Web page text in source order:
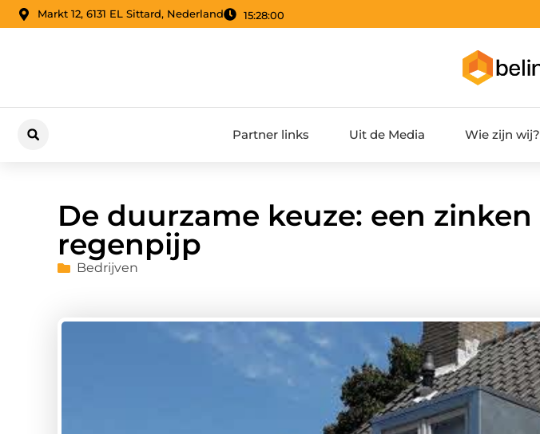
Markt 12, 6131 EL Sittard, Nederland 15:28:01
Partner links Uit de Media Wie zijn wij?
De duurzame keuze: een zinken
regenpijp
Bedrijven